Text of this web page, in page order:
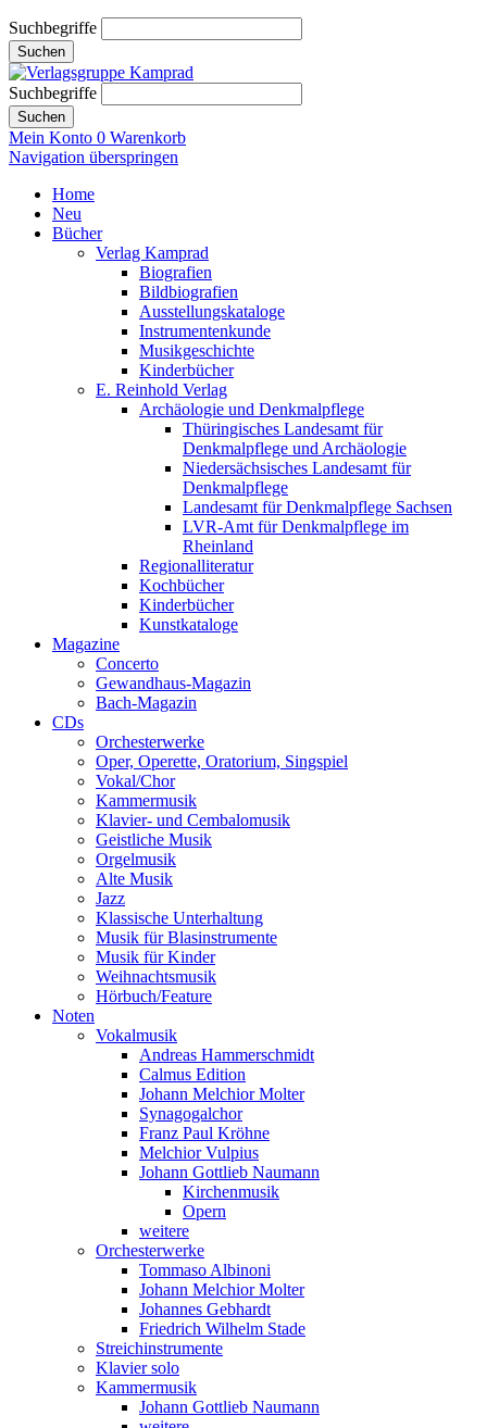
Suchbegriffe
Suchen
Suchbegriffe
Suchen
Mein Konto 0 Warenkorb
Navigation überspringen
Home
Neu
Bücher
Verlag Kamprad
Biografien
Bildbiografien
Ausstellungskataloge
Instrumentenkunde
Musikgeschichte
Kinderbücher
E. Reinhold Verlag
Archäologie und Denkmalpflege
Thüringisches Landesamt für
Denkmalpflege und Archäologie
Niedersächsisches Landesamt für
Denkmalpflege
Landesamt für Denkmalpflege Sachsen
LVR-Amt für Denkmalpflege im
Rheinland
Regionalliteratur
Kochbücher
Kinderbücher
Kunstkataloge
Magazine
Concerto
Gewandhaus-Magazin
Bach-Magazin
CDs
Orchesterwerke
Oper, Operette, Oratorium, Singspiel
Vokal/Chor
Kammermusik
Klavier- und Cembalomusik
Geistliche Musik
Orgelmusik
Alte Musik
Jazz
Klassische Unterhaltung
Musik für Blasinstrumente
Musik für Kinder
Weihnachtsmusik
Hörbuch/Feature
Noten
Vokalmusik
Andreas Hammerschmidt
Calmus Edition
Johann Melchior Molter
Synagogalchor
Franz Paul Kröhne
Melchior Vulpius
Johann Gottlieb Naumann
Kirchenmusik
Opern
weitere
Orchesterwerke
Tommaso Albinoni
Johann Melchior Molter
Johannes Gebhardt
Friedrich Wilhelm Stade
Streichinstrumente
Klavier solo
Kammermusik
Johann Gottlieb Naumann